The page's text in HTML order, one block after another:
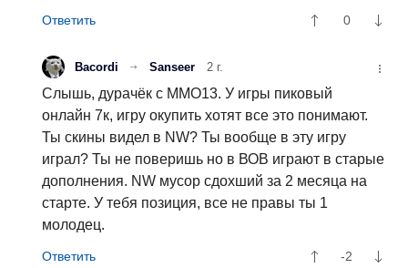
0
Bacordi Sanseer 2 г.
Слышь, дурачёк с ММО13. У игры пиковый
онлайн 7к, игру окупить хотят все это понимают.
Ты скины видел в NW? Ты вообще в эту игру
играл? Ты не поверишь но в ВОВ играют в старые
дополнения. NW мусор сдохший за 2 месяца на
старте. У тебя позиция, все не правы ты 1
молодец.
-2